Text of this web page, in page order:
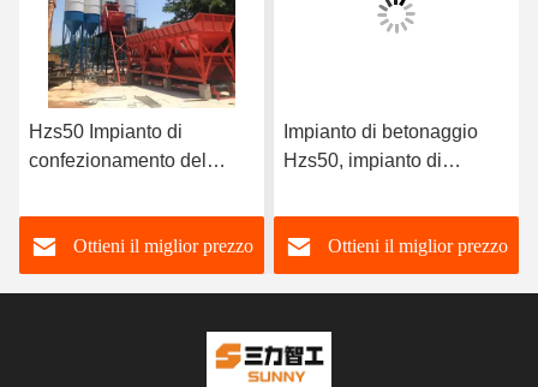
Hzs50 Impianto di
confezionamento del
dell'impianto di
miscelazione del
calcestruzzo pronto
Ottieni il miglior prezzo
Impianto di betonaggio
Hzs50, impianto di
Ottieni il miglior prezzo